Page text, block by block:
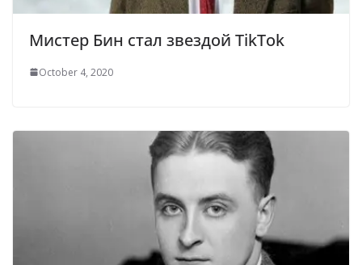
Мистер Бин стал звездой TikTok
October 4, 2020